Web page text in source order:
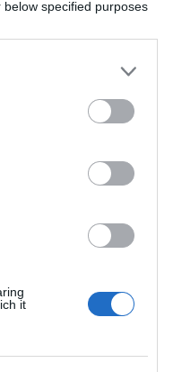
specified purposes
it
σε